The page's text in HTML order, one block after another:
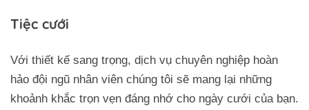
Tiệc cưới
Với thiết kế sang trọng, dịch vụ chuyên nghiệp hoàn
hảo đội ngũ nhân viên chúng tôi sẽ mang lại những
khoảnh khắc trọn vẹn đáng nhớ cho ngày cưới của bạn.